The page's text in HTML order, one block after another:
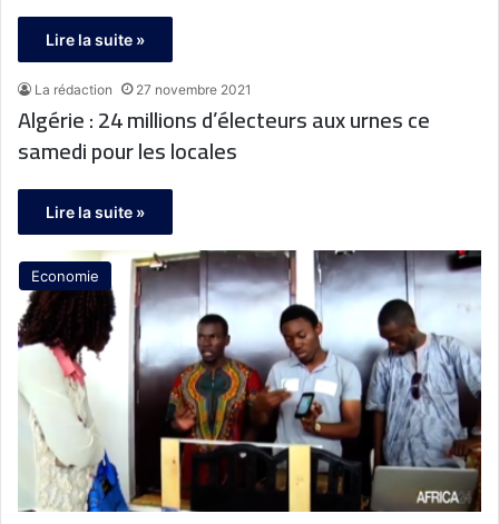
Lire la suite »
La rédaction 27 novembre 2021
Algérie : 24 millions d’électeurs aux urnes ce
samedi pour les locales
Lire la suite »
Economie